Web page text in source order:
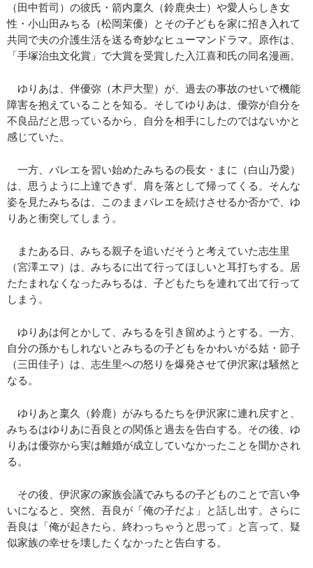
（田中哲司）の彼氏・箭内稟久（鈴鹿央士）や愛人らしき女
性・⼩⼭⽥みちる（松岡茉優）とその子どもを家に招き入れて
共同で夫の介護生活を送る奇妙なヒューマンドラマ。原作は、
「手塚治虫文化賞」で大賞を受賞した入江喜和氏の同名漫画。
ゆりあは、伴優弥（木戸大聖）が、過去の事故のせいで機能
障害を抱えていることを知る。そしてゆりあは、優弥が自分を
不良品だと思っているから、自分を相手にしたのではないかと
感じていた。
一方、バレエを習い始めたみちるの長女・まに（白山乃愛）
は、思うように上達できず、肩を落として帰ってくる。そんな
姿を見たみちるは、このままバレエを続けさせるか否かで、ゆ
りあと衝突してしまう。
またある日、みちる親子を追いだそうと考えていた志生里
（宮澤エマ）は、みちるに出て行ってほしいと耳打ちする。居
たたまれなくなったみちるは、子どもたちを連れて出て行って
しまう。
ゆりあは何とかして、みちるを引き留めようとする。一方、
自分の孫かもしれないとみちるの子どもをかわいがる姑・節子
（三田佳子）は、志生里への怒りを爆発させて伊沢家は騒然と
なる。
ゆりあと稟久（鈴鹿）がみちるたちを伊沢家に連れ戻すと、
みちるはゆりあに吾良との関係と過去を告白する。その後、ゆ
りあは優弥から実は離婚が成立していなかったことを聞かされ
る。
その後、伊沢家の家族会議でみちるの子どものことで言い争
いになると、突然、吾良が「俺の子だよ」と話し出す。さらに
吾良は「俺が起きたら、終わっちゃうと思って」と言って、疑
似家族の幸せを壊したくなかったと告白する。